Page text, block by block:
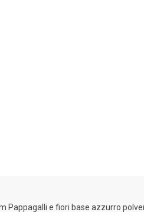
Pappagalli e fiori base azzurro